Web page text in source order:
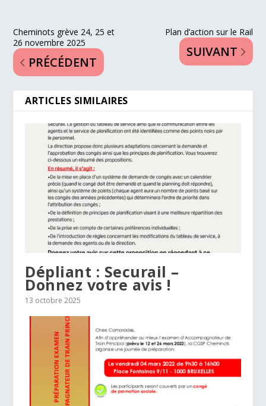
Cheminots grève 24, 25 et
26 novembre 2025
PRÉCÉDENT
Plan d’action sur le Rail
SUIVANT
ARTICLES SIMILAIRES
Dépliant : Securail –
Donnez votre avis !
13 octobre 2025